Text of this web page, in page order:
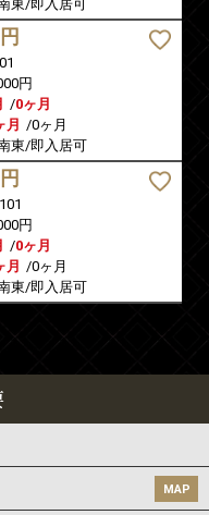
東/即入居可
円
/0ヶ月
月 /0ヶ月
東/即入居可
円
/0ヶ月
月 /0ヶ月
東/即入居可
MAP